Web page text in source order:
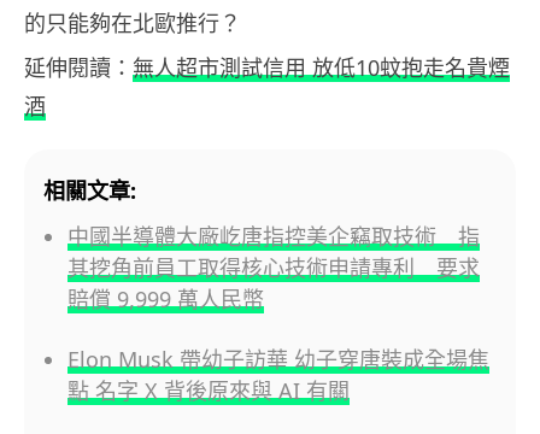
的只能夠在北歐推行？
延伸閱讀： 無人超市測試信用 放低10蚊抱走名貴煙
酒
相關文章:
中國半導體大廠屹唐指控美企竊取技術 指
其挖角前員工取得核心技術申請專利 要求
賠償 9,999 萬人民幣
Elon Musk 帶幼子訪華 幼子穿唐裝成全場焦
點 名字 X 背後原來與 AI 有關